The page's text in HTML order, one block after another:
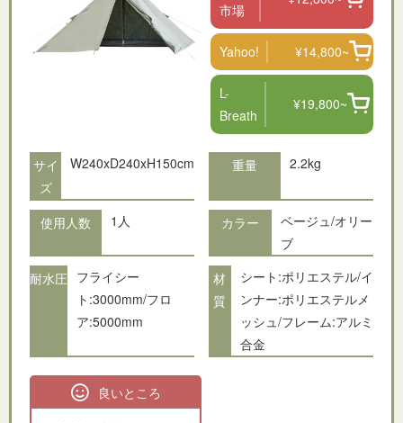
市場
Yahoo! ¥14,800~
L-
Breath
¥19,800~
サイ
ズ
W240xD240xH150cm 重量 2.2kg
使用人数 1人 カラー
ベージュ/オリー
ブ
耐水圧 フライシー
ト:3000mm/フロ
ア:5000mm
材
質
シート:ポリエステル/イ
ンナー:ポリエステルメ
ッシュ/フレーム:アルミ
合金
良いところ